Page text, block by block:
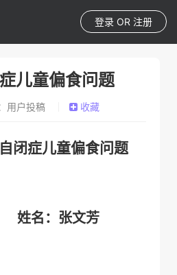
登录 OR 注册
儿童偏食问题
用户投稿 收藏
闭症儿童偏食问题
姓名：张文芳